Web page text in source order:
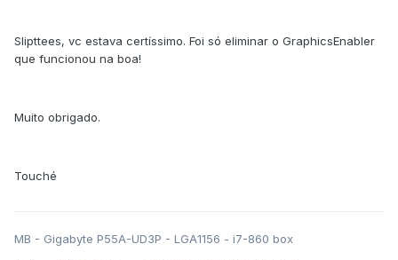
Slipttees, vc estava certíssimo. Foi só eliminar o GraphicsEnabler
que funcionou na boa!
Muito obrigado.
Touché
MB - Gigabyte P55A-UD3P - LGA1156 - i7-860 box